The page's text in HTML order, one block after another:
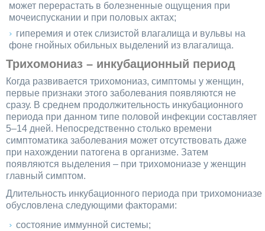
может перерастать в болезненные ощущения при
мочеиспускании и при половых актах;
гиперемия и отек слизистой влагалища и вульвы на
фоне гнойных обильных выделений из влагалища.
Трихомониаз – инкубационный период
Когда развивается трихомониаз, симптомы у женщин,
первые признаки этого заболевания появляются не
сразу. В среднем продолжительность инкубационного
периода при данном типе половой инфекции составляет
5–14 дней. Непосредственно столько времени
симптоматика заболевания может отсутствовать даже
при нахождении патогена в организме. Затем
появляются выделения – при трихомониазе у женщин
главный симптом.
Длительность инкубационного периода при трихомониазе
обусловлена следующими факторами:
состояние иммунной системы;